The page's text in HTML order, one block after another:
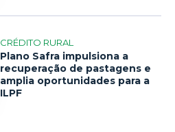
CRÉDITO RURAL
Plano Safra impulsiona a
recuperação de pastagens e
amplia oportunidades para a
ILPF